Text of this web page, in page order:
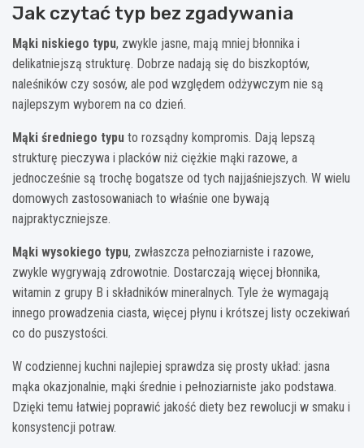
Jak czytać typ bez zgadywania
Mąki niskiego typu, zwykle jasne, mają mniej błonnika i
delikatniejszą strukturę. Dobrze nadają się do biszkoptów,
naleśników czy sosów, ale pod względem odżywczym nie są
najlepszym wyborem na co dzień.
Mąki średniego typu to rozsądny kompromis. Dają lepszą
strukturę pieczywa i placków niż ciężkie mąki razowe, a
jednocześnie są trochę bogatsze od tych najjaśniejszych. W wielu
domowych zastosowaniach to właśnie one bywają
najpraktyczniejsze.
Mąki wysokiego typu, zwłaszcza pełnoziarniste i razowe,
zwykle wygrywają zdrowotnie. Dostarczają więcej błonnika,
witamin z grupy B i składników mineralnych. Tyle że wymagają
innego prowadzenia ciasta, więcej płynu i krótszej listy oczekiwań
co do puszystości.
W codziennej kuchni najlepiej sprawdza się prosty układ: jasna
mąka okazjonalnie, mąki średnie i pełnoziarniste jako podstawa.
Dzięki temu łatwiej poprawić jakość diety bez rewolucji w smaku i
konsystencji potraw.